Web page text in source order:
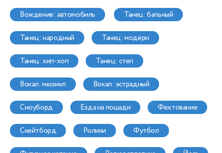
вождение: автомобиль танец: бальный
танец: народный танец: модерн
танец: хип-хоп танец: степ
вокал: мюзикл вокал: эстрадный
сноуборд езда на лошади фехтование
скейтборд ролики футбол